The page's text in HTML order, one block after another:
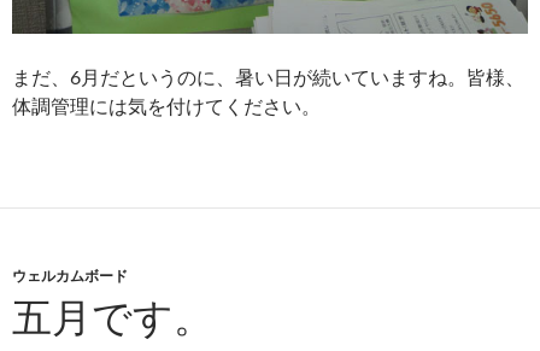
まだ、6月だというのに、暑い日が続いていますね。皆様、
体調管理には気を付けてください。
ウェルカムボード
五月です。